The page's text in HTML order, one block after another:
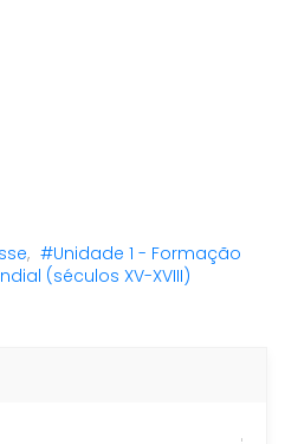
, #Unidade 1 - Formação
(séculos XV-XVIII)